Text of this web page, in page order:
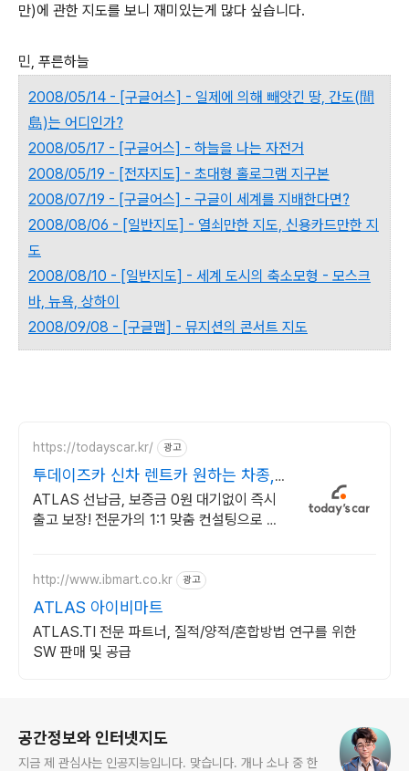
만)에 관한 지도를 보니 재미있는게 많다 싶습니다.
민, 푸른하늘
2008/05/14 - [구글어스] - 일제에 의해 빼앗긴 땅, 간도(間
島)는 어디인가?
2008/05/17 - [구글어스] - 하늘을 나는 자전거
2008/05/19 - [전자지도] - 초대형 홀로그램 지구본
2008/07/19 - [구글어스] - 구글이 세계를 지배한다면?
2008/08/06 - [일반지도] - 열쇠만한 지도, 신용카드만한 지
도
2008/08/10 - [일반지도] - 세계 도시의 축소모형 - 모스크
바, 뉴욕, 상하이
2008/09/08 - [구글맵] - 뮤지션의 콘서트 지도
https://todayscar.kr/ 광고
투데이즈카 신차 렌트카 원하는 차종,
원하는 조건
ATLAS 선납금, 보증금 0원 대기없이 즉시
출고 보장! 전문가의 1:1 맞춤 컨설팅으로 합
http://www.ibmart.co.kr 광고
ATLAS 아이비마트
ATLAS.TI 전문 파트너, 질적/양적/혼합방법 연구를 위한
SW 판매 및 공급
공간정보와 인터넷지도
지금 제 관심사는 인공지능입니다. 맞습니다. 개나 소나 중 한